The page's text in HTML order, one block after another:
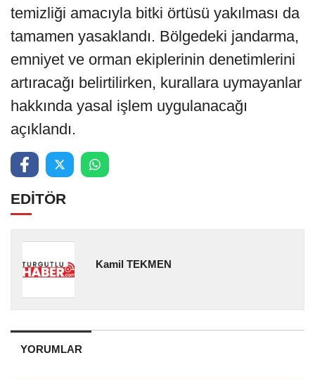
temizliği amacıyla bitki örtüsü yakılması da
tamamen yasaklandı. Bölgedeki jandarma,
emniyet ve orman ekiplerinin denetimlerini
artıracağı belirtilirken, kurallara uymayanlar
hakkında yasal işlem uygulanacağı
açıklandı.
EDİTÖR
Kamil TEKMEN
YORUMLAR